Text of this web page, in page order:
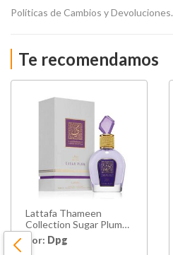
Políticas de Cambios y Devoluciones.
Te recomendamos
Lattafa Thameen
Collection Sugar Plum
Edp 100ml
Por: Dpg